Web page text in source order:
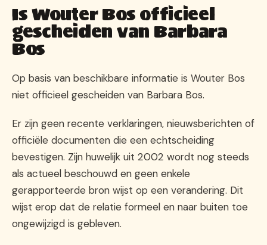
Is Wouter Bos officieel
gescheiden van Barbara
Bos
Op basis van beschikbare informatie is Wouter Bos
niet officieel gescheiden van Barbara Bos.
Er zijn geen recente verklaringen, nieuwsberichten of
officiële documenten die een echtscheiding
bevestigen. Zijn huwelijk uit 2002 wordt nog steeds
als actueel beschouwd en geen enkele
gerapporteerde bron wijst op een verandering. Dit
wijst erop dat de relatie formeel en naar buiten toe
ongewijzigd is gebleven.